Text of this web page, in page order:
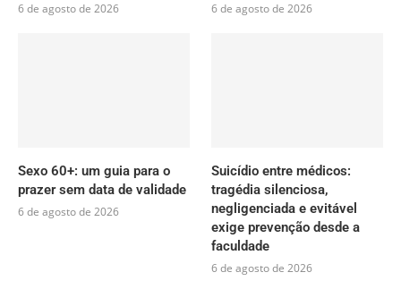
6 de agosto de 2026 6 de agosto de 2026
Sexo 60+: um guia para o
prazer sem data de validade
6 de agosto de 2026
Suicídio entre médicos:
tragédia silenciosa,
negligenciada e evitável
exige prevenção desde a
faculdade
6 de agosto de 2026